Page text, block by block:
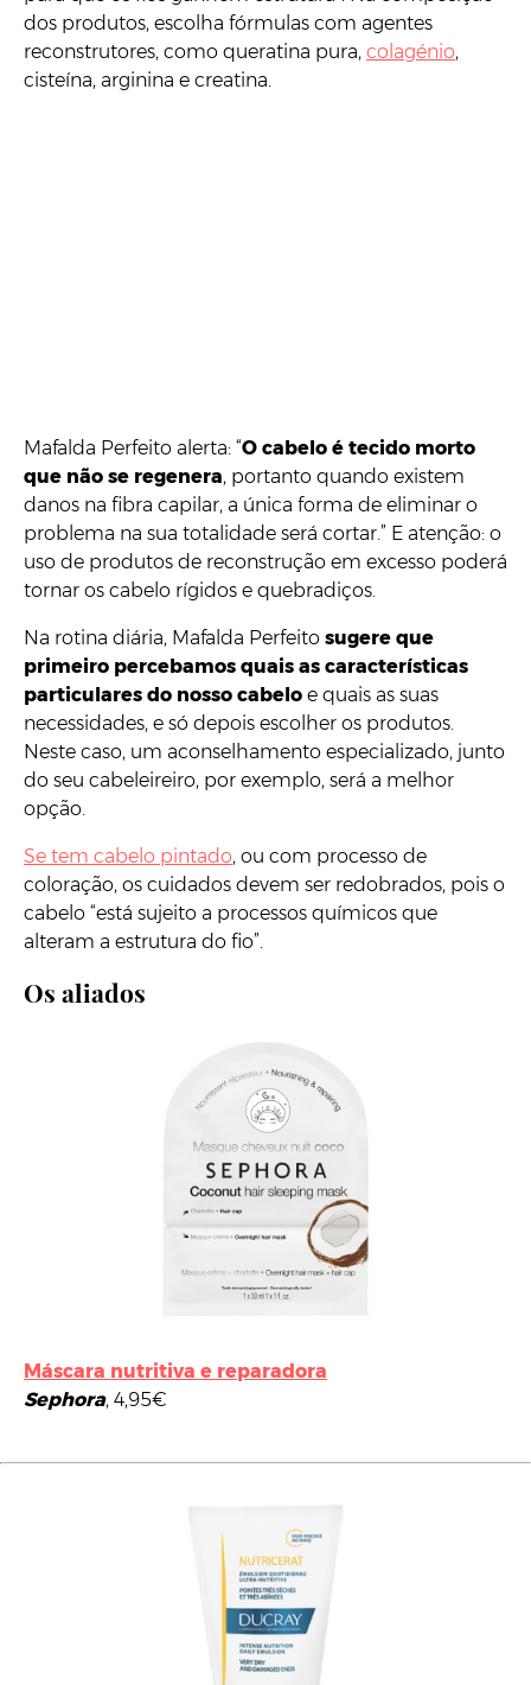
dos produtos, escolha fórmulas com agentes
reconstrutores, como queratina pura, colagénio,
cisteína, arginina e creatina.
Mafalda Perfeito alerta: “O cabelo é tecido morto
que não se regenera, portanto quando existem
danos na fibra capilar, a única forma de eliminar o
problema na sua totalidade será cortar.” E atenção: o
uso de produtos de reconstrução em excesso poderá
tornar os cabelo rígidos e quebradiços.
Na rotina diária, Mafalda Perfeito sugere que
primeiro percebamos quais as características
particulares do nosso cabelo e quais as suas
necessidades, e só depois escolher os produtos.
Neste caso, um aconselhamento especializado, junto
do seu cabeleireiro, por exemplo, será a melhor
opção.
Se tem cabelo pintado, ou com processo de
coloração, os cuidados devem ser redobrados, pois o
cabelo “está sujeito a processos químicos que
alteram a estrutura do fio”.
Os aliados
Máscara nutritiva e reparadora
Sephora, 4,95€